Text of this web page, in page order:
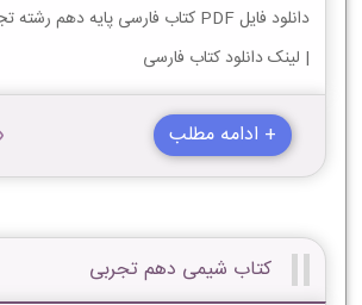
| لینک دانلود کتاب فارسی
+ ادامه مطلب
کتاب شیمی دهم تجربی